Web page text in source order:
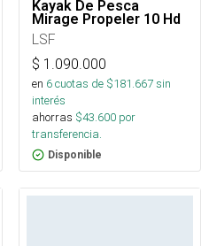
Kayak De Pesca
Mirage Propeler 10 Hd
LSF
$ 1.090.000
en 6cuotas de $181.667sin
interés
ahorras $43.600 por
transferencia.
Disponible